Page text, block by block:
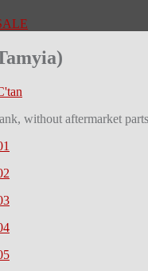
without aftermarket